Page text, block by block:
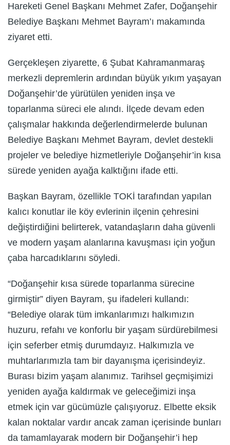
Hareketi Genel Başkanı Mehmet Zafer, Doğanşehir
Belediye Başkanı Mehmet Bayram’ı makamında
ziyaret etti.
Gerçekleşen ziyarette, 6 Şubat Kahramanmaraş
merkezli depremlerin ardından büyük yıkım yaşayan
Doğanşehir’de yürütülen yeniden inşa ve
toparlanma süreci ele alındı. İlçede devam eden
çalışmalar hakkında değerlendirmelerde bulunan
Belediye Başkanı Mehmet Bayram, devlet destekli
projeler ve belediye hizmetleriyle Doğanşehir’in kısa
sürede yeniden ayağa kalktığını ifade etti.
Başkan Bayram, özellikle TOKİ tarafından yapılan
kalıcı konutlar ile köy evlerinin ilçenin çehresini
değiştirdiğini belirterek, vatandaşların daha güvenli
ve modern yaşam alanlarına kavuşması için yoğun
çaba harcadıklarını söyledi.
“Doğanşehir kısa sürede toparlanma sürecine
girmiştir” diyen Bayram, şu ifadeleri kullandı:
“Belediye olarak tüm imkanlarımızı halkımızın
huzuru, refahı ve konforlu bir yaşam sürdürebilmesi
için seferber etmiş durumdayız. Halkımızla ve
muhtarlarımızla tam bir dayanışma içerisindeyiz.
Burası bizim yaşam alanımız. Tarihsel geçmişimizi
yeniden ayağa kaldırmak ve geleceğimizi inşa
etmek için var gücümüzle çalışıyoruz. Elbette eksik
kalan noktalar vardır ancak zaman içerisinde bunları
da tamamlayarak modern bir Doğanşehir’i hep